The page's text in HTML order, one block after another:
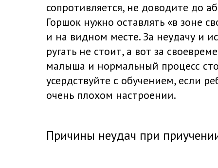
сопротивляется, не доводите до
Горшок нужно оставлять «в зоне
и на видном месте. За неудачу и
ругать не стоит, а вот за
малыша и нормальный процесс
усердствуйте с обучением, если
очень плохом настроении.
Причины неудач при